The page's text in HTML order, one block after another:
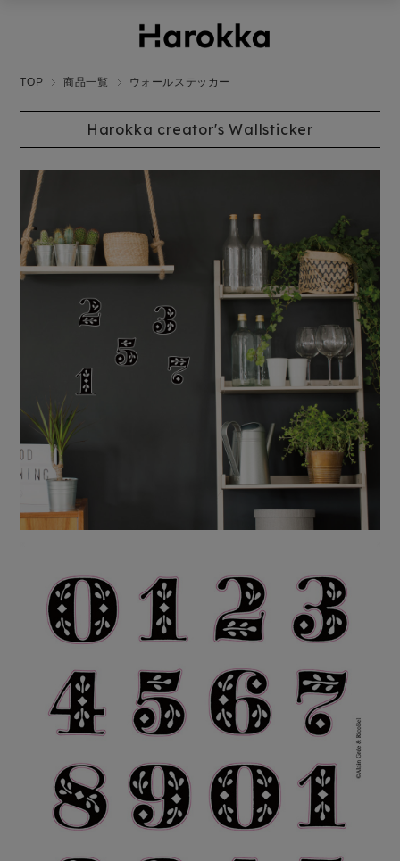
TOP 商品一覧 ウォールステッカー
Harokka creator's Wallsticker